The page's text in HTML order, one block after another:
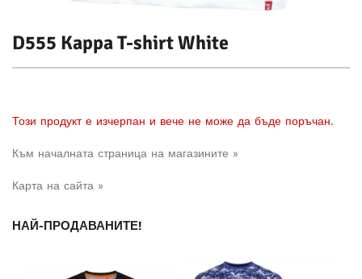
D555 Kappa T-shirt White
Този продукт е изчерпан и вече не може да бъде поръчан.
Към началната страница на магазините »
Карта на сайта »
НАЙ-ПРОДАВАНИТЕ!